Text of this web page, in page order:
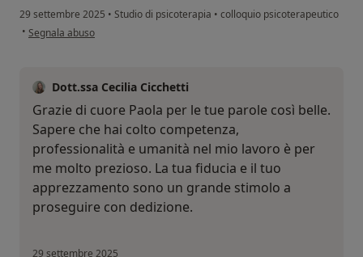
29 settembre 2025 • Studio di psicoterapia • colloquio psicoterapeutico
• secondo l'opinione dell'utente Paola
Segnala abuso
Dott.ssa Cecilia Cicchetti
Grazie di cuore Paola per le tue parole così belle.
Sapere che hai colto competenza,
professionalità e umanità nel mio lavoro è per
me molto prezioso. La tua fiducia e il tuo
apprezzamento sono un grande stimolo a
proseguire con dedizione.
29 settembre 2025